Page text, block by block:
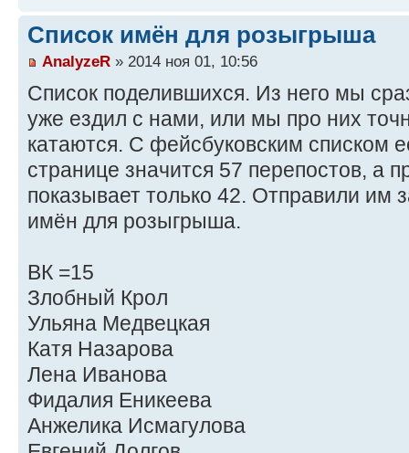
Список имён для розыгрыша
AnalyzeR » 2014 ноя 01, 10:56
Список поделившихся. Из него мы
уже ездил с нами, или мы про них
катаются. С фейсбуковским списком
странице значится 57 перепостов, а
показывает только 42. Отправили им
имён для розыгрыша.
ВК =15
Злобный Крол
Ульяна Медвецкая
Катя Назарова
Лена Иванова
Фидалия Еникеева
Анжелика Исмагулова